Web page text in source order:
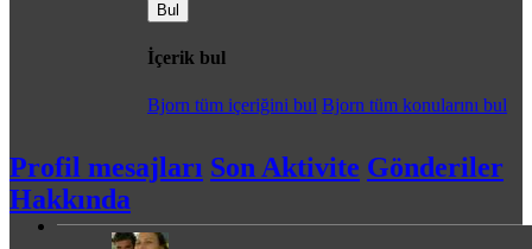
Bul
İçerik bul
Bjorn tüm içeriğini bul Bjorn tüm konularını bul
Profil mesajları Son Aktivite Gönderiler
Hakkında